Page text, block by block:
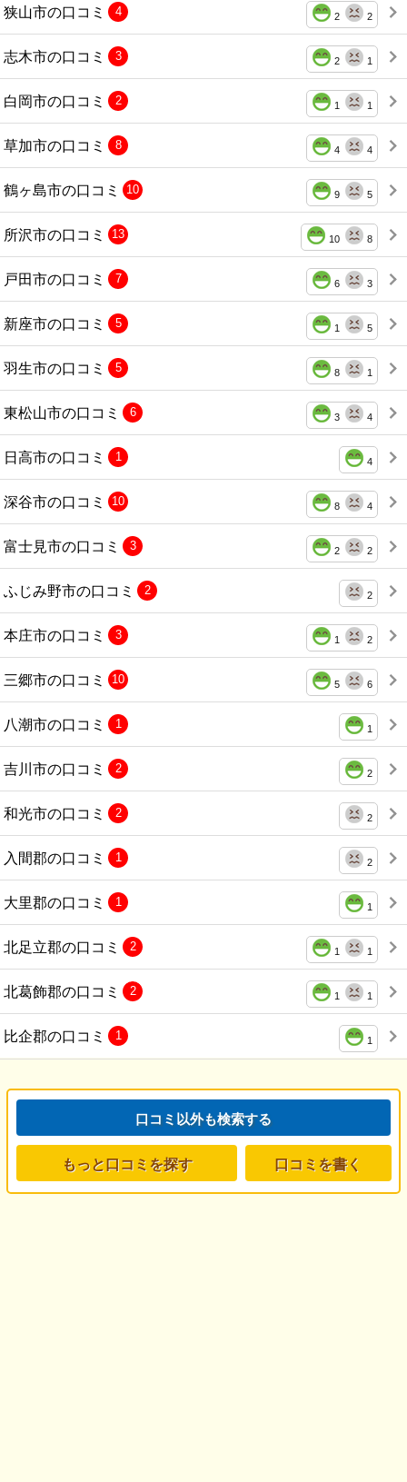
狭山市の口コミ 2 2
4
志木市の口コミ 2 1
3
白岡市の口コミ 1 1
2
草加市の口コミ 4 4
8
鶴ヶ島市の口コミ 9 5
10
所沢市の口コミ 10 8
13
戸田市の口コミ 6 3
7
新座市の口コミ 1 5
5
羽生市の口コミ 8 1
5
東松山市の口コミ 3 4
6
日高市の口コミ 4
1
深谷市の口コミ 8 4
10
富士見市の口コミ 2 2
3
ふじみ野市の口コミ 2
2
本庄市の口コミ 1 2
3
三郷市の口コミ 5 6
10
八潮市の口コミ 1
1
吉川市の口コミ 2
2
和光市の口コミ 2
2
入間郡の口コミ 2
1
大里郡の口コミ 1
1
北足立郡の口コミ 1 1
2
北葛飾郡の口コミ 1 1
2
比企郡の口コミ 1
1
口コミ以外も検索する
もっと口コミを探す 口コミを書く